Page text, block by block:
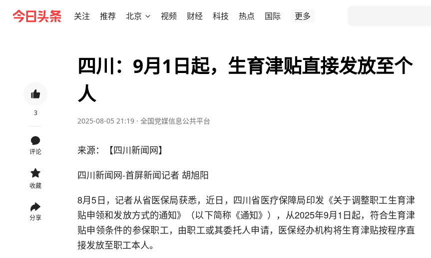
关注 推荐 北京 视频 财经 科技 热点 国际 更多
3
评论
收藏
分享
四川：9月1日起，生育津贴直接发放至个
人
2025-08-05 21:19 · 全国党媒信息公共平台
来源：【四川新闻网】
四川新闻网-首屏新闻记者 胡旭阳
8月5日，记者从省医保局获悉，近日，四川省医疗保障局印发《关于调整职工生育津
贴申领和发放方式的通知》（以下简称《通知》），从2025年9月1日起，符合生育津
贴申领条件的参保职工，由职工或其委托人申请，医保经办机构将生育津贴按程序直
接发放至职工本人。